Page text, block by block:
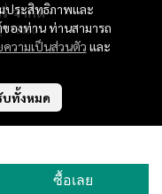
ซื้อเลย
ประสิทธิภาพและ
องท่าน ท่านสามารถ
ความเป็นส่วนตัว และ
บทั้งหมด
จำกัด
76130